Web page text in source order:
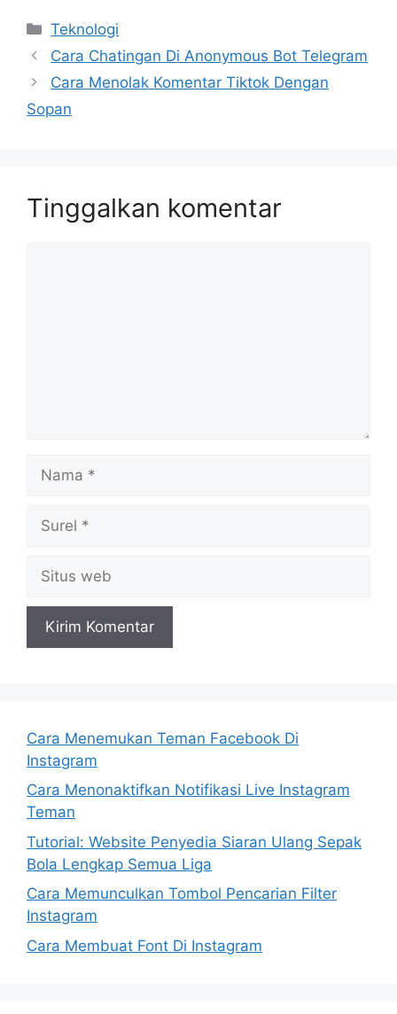
Kategori
Teknologi
Cara Chatingan Di Anonymous Bot Telegram
Cara Menolak Komentar Tiktok Dengan
Sopan
Tinggalkan komentar
web
Cara Menemukan Teman Facebook Di
Instagram
Cara Menonaktifkan Notifikasi Live Instagram
Teman
Tutorial: Website Penyedia Siaran Ulang Sepak
Bola Lengkap Semua Liga
Cara Memunculkan Tombol Pencarian Filter
Instagram
Cara Membuat Font Di Instagram